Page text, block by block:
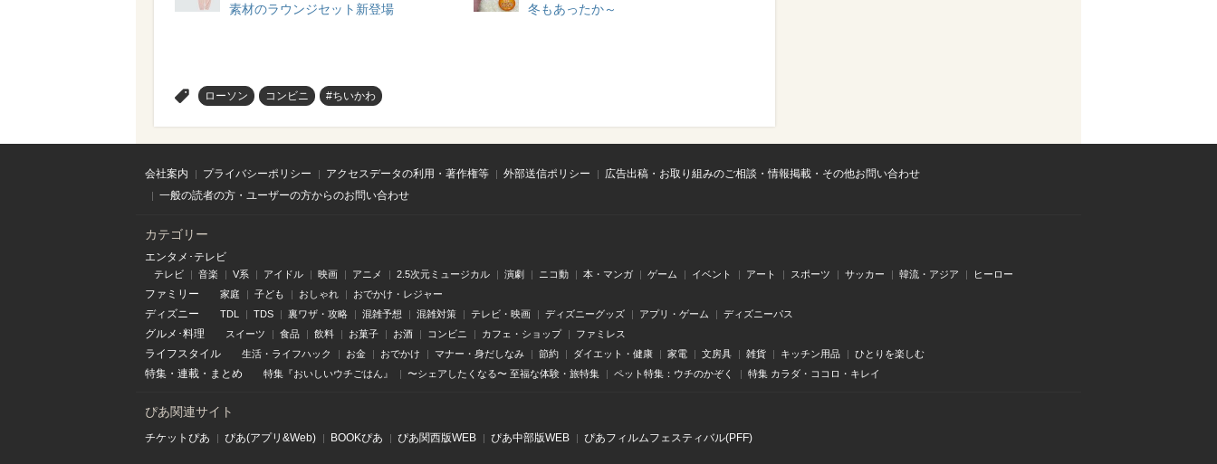
素材のラウンジセット新登場
冬もあったか～
ローソン コンビニ #ちいかわ
会社案内 プライバシーポリシー アクセスデータの利用・著作権等 外部送信ポリシー
広告出稿・お取り組みのご相談・情報掲載・その他お問い合わせ
一般の読者の方・ユーザーの方からのお問い合わせ
カテゴリー
エンタメ･テレビ
テレビ 音楽 V系 アイドル 映画 アニメ 2.5次元ミュージカル 演劇 ニコ動 本・マンガ ゲーム イベント アート スポーツ サッカー 韓流・アジア ヒーロー
ファミリー 家庭 子ども おしゃれ おでかけ・レジャー
ディズニー TDL TDS 裏ワザ・攻略 混雑予想 混雑対策 テレビ・映画 ディズニーグッズ アプリ・ゲーム ディズニーパス
グルメ･料理 スイーツ 食品 飲料 お菓子 お酒 コンビニ カフェ・ショップ ファミレス
ライフスタイル 生活・ライフハック お金 おでかけ マナー・身だしなみ 節約 ダイエット・健康 家電 文房具 雑貨 キッチン用品 ひとりを楽しむ
特集 ・ 連載 ・ まとめ 特集『おいしいウチごはん』 〜シェアしたくなる〜 至福な体験・旅特集 ペット特集：ウチのかぞく 特集 カラダ・ココロ・キレイ
ぴあ関連サイト
チケットぴあ ぴあ(アプリ&Web) BOOKぴあ ぴあ関⻄版WEB ぴあ中部版WEB ぴあフィルムフェスティバル(PFF)